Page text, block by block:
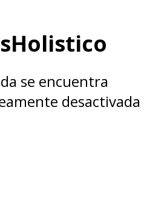
se encuentra
desactivada